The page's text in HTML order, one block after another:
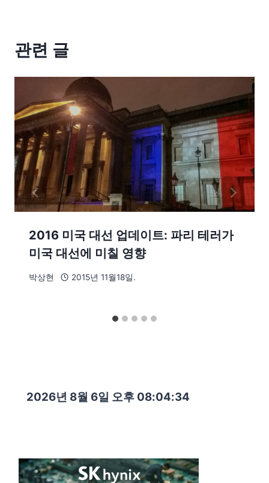
관련 글
2016 미국 대선 업데이트: 파리 테러가
미국 대선에 미칠 영향
박상현 2015년 11월18일.
2026년 8월 6일 오후 08:04:36